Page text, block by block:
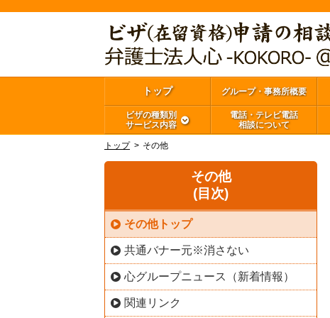
トップ グループ・事務所概要
ビザの種類別
サービス内容
電話・テレビ電話
相談について
トップ その他
その他
(目次)
その他トップ
共通バナー元※消さない
心グループニュース（新着情報）
関連リンク